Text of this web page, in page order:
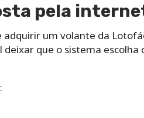
pela
adquirir um volante da
deixar que o sistema